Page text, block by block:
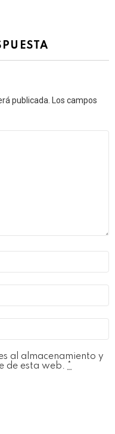
publicada.
Los campos
al almacenamiento y
de esta web.